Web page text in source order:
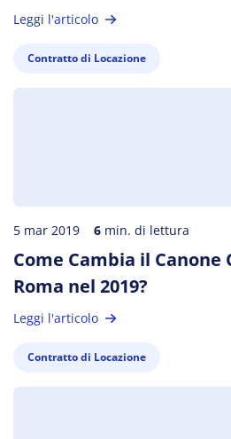
Leggi l'articolo
Contratto di Locazione
5 mar 2019 6 min. di lettura
Come Cambia il Canone
Roma nel 2019?
Leggi l'articolo
Contratto di Locazione